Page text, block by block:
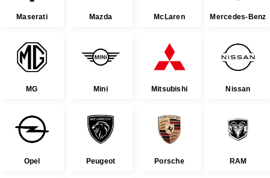
Maserati Mazda McLaren Mercedes-Benz
MG Mini Mitsubishi Nissan
Opel Peugeot Porsche RAM